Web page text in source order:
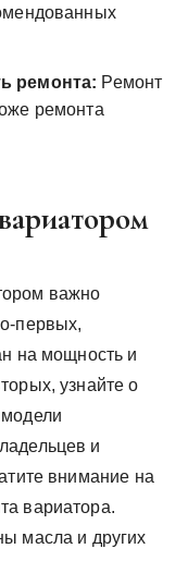
ремонта: Ремонт
ремонта
важно
первых,
на мощность и
узнайте о
и
внимание на
вариатора.
масла и других